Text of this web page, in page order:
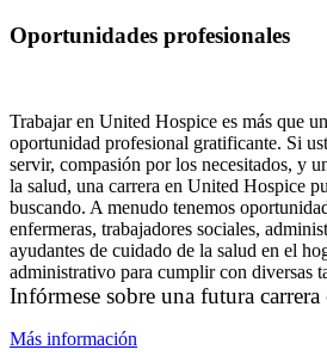
Oportunidades profesionales
Trabajar en United Hospice es más que
oportunidad profesional gratificante. Si
servir, compasión por los necesitados, y
la salud, una carrera en United Hospice
buscando. A menudo tenemos
enfermeras, trabajadores sociales,
ayudantes de cuidado de la salud en el
administrativo para cumplir con diversas
Infórmese sobre una futura
Más información